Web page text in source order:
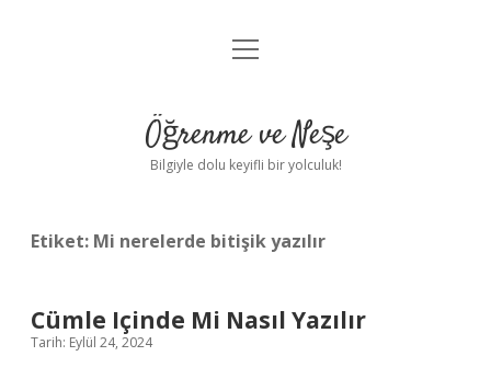
Anasayfa
Yasal Uyarı
menüyü
Öğrenme ve Neşe
Bilgiyle dolu keyifli bir yolculuk!
Etiket: Mi nerelerde bitişik yazılır
Cümle Içinde Mi Nasıl Yazılır
Tarih: Eylül 24, 2024